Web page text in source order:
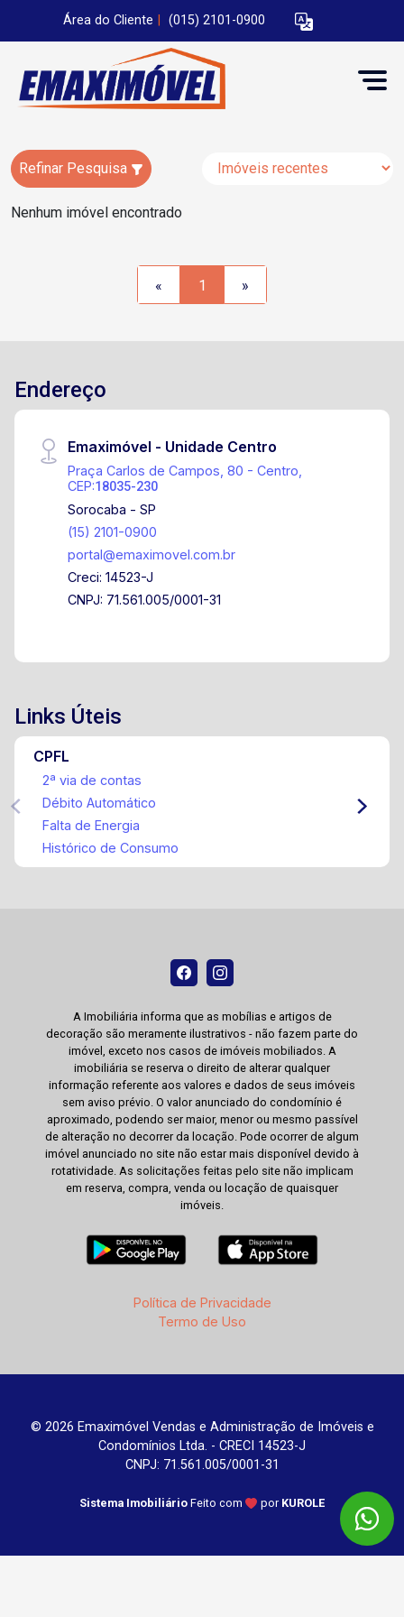
Área do Cliente (015) 2101-0900
Refinar Pesquisa
Nenhum imóvel encontrado
« 1 »
Endereço
Emaximóvel - Unidade Centro
Praça Carlos de Campos, 80 - Centro,
CEP:18035-230
Sorocaba - SP
(15) 2101-0900
portal@emaximovel.com.br
Creci: 14523-J
CNPJ: 71.561.005/0001-31
Links Úteis
CPFL
2ª via de contas
Débito Automático
Falta de Energia
Histórico de Consumo
A Imobiliária informa que as mobílias e artigos de
decoração são meramente ilustrativos - não fazem parte do
imóvel, exceto nos casos de imóveis mobiliados. A
imobiliária se reserva o direito de alterar qualquer
informação referente aos valores e dados de seus imóveis
sem aviso prévio. O valor anunciado do condomínio é
aproximado, podendo ser maior, menor ou mesmo passível
de alteração no decorrer da locação. Pode ocorrer de algum
imóvel anunciado no site não estar mais disponível devido à
rotatividade. As solicitações feitas pelo site não implicam
em reserva, compra, venda ou locação de quaisquer
imóveis.
Política de Privacidade
Termo de Uso
© 2026 Emaximóvel Vendas e Administração de Imóveis e
Condomínios Ltda. - CRECI 14523-J
CNPJ: 71.561.005/0001-31
Sistema Imobiliário Feito com por KUROLE